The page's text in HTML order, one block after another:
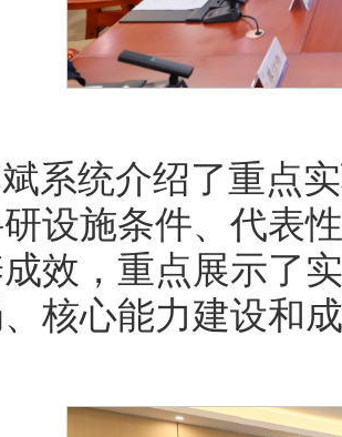
系统介绍了重点
设施条件、代表
效，重点展示了
核心能力建设和